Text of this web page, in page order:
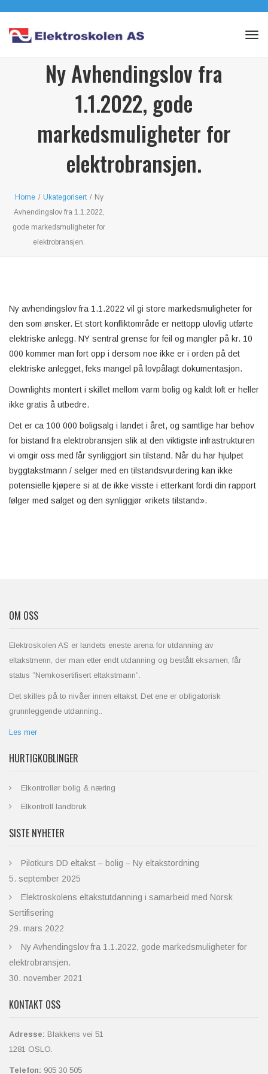
Ny Avhendingslov fra
1.1.2022, gode
markedsmuligheter for
elektrobransjen.
Home / Ukategorisert / Ny
Avhendingslov fra 1.1.2022,
gode markedsmuligheter for
elektrobransjen.
Ny avhendingslov fra 1.1.2022 vil gi store markedsmuligheter for
den som ønsker. Et stort konfliktområde er nettopp ulovlig utførte
elektriske anlegg. NY sentral grense for feil og mangler på kr. 10
000 kommer man fort opp i dersom noe ikke er i orden på det
elektriske anlegget, feks mangel på lovpålagt dokumentasjon.
Downlights montert i skillet mellom varm bolig og kaldt loft er heller
ikke gratis å utbedre.
Det er ca 100 000 boligsalg i landet i året, og samtlige har behov
for bistand fra elektrobransjen slik at den viktigste infrastrukturen
vi omgir oss med får synliggjort sin tilstand. Når du har hjulpet
byggtakstmann / selger med en tilstandsvurdering kan ikke
potensielle kjøpere si at de ikke visste i etterkant fordi din rapport
følger med salget og den synliggjør «rikets tilstand».
OM OSS
Elektroskolen AS er landets eneste arena for utdanning av
eltakstmenn, der man etter endt utdanning og bestått eksamen, får
status ”Nemkosertifisert eltakstmann”.
Det skilles på to nivåer innen eltakst. Det ene er obligatorisk
grunnleggende utdanning..
Les mer
HURTIGKOBLINGER
Elkontrollør bolig & næring
Elkontroll landbruk
SISTE NYHETER
Pilotkurs DD eltakst – bolig – Ny eltakstordning
5. september 2025
Elektroskolens eltakstutdanning i samarbeid med Norsk
Sertifisering
29. mars 2022
Ny Avhendingslov fra 1.1.2022, gode markedsmuligheter for
elektrobransjen.
30. november 2021
KONTAKT OSS
Adresse: Blakkens vei 51
1281 OSLO.
Telefon: 905 30 505